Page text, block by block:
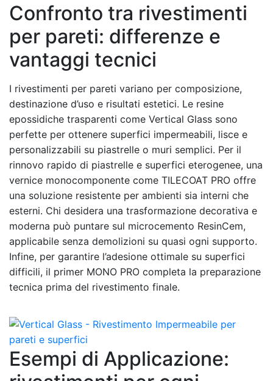
Confronto tra rivestimenti
per pareti: differenze e
vantaggi tecnici
I rivestimenti per pareti variano per composizione,
destinazione d’uso e risultati estetici. Le resine
epossidiche trasparenti come Vertical Glass sono
perfette per ottenere superfici impermeabili, lisce e
personalizzabili su piastrelle o muri semplici. Per il
rinnovo rapido di piastrelle e superfici eterogenee, una
vernice monocomponente come TILECOAT PRO offre
una soluzione resistente per ambienti sia interni che
esterni. Chi desidera una trasformazione decorativa e
moderna può puntare sul microcemento ResinCem,
applicabile senza demolizioni su quasi ogni supporto.
Infine, per garantire l’adesione ottimale su superfici
difficili, il primer MONO PRO completa la preparazione
tecnica prima del rivestimento finale.
Esempi di Applicazione: